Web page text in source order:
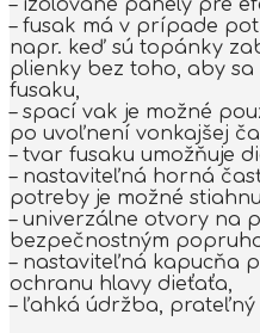
– izolované panely pre
– fusak má v prípade
napr. keď sú topánky
plienky bez toho, aby
fusaku,
– spací vak je možné
po uvoľnení vonkajšej
– tvar fusaku umožňuje
– nastaviteľná horná
potreby je možné
– univerzálne otvory na
bezpečnostným
– nastaviteľná kapucňa
ochranu hlavy dieťaťa,
– ľahká údržba, prateľný